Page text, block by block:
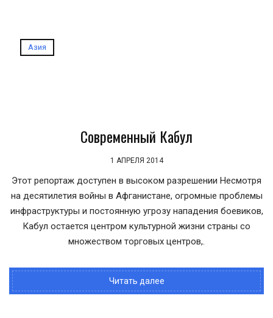
Азия
Современный Кабул
1 АПРЕЛЯ 2014
Этот репортаж доступен в высоком разрешении Несмотря
на десятилетия войны в Афганистане, огромные проблемы
инфраструктуры и постоянную угрозу нападения боевиков,
Кабул остается центром культурной жизни страны со
множеством торговых центров,.
Читать далее